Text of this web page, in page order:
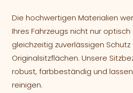
Die hochwertigen Materialien
Ihres Fahrzeugs nicht nur
gleichzeitig zuverlässigen Schutz
Originalsitzflächen. Unsere
robust, farbbeständig und
reinigen.